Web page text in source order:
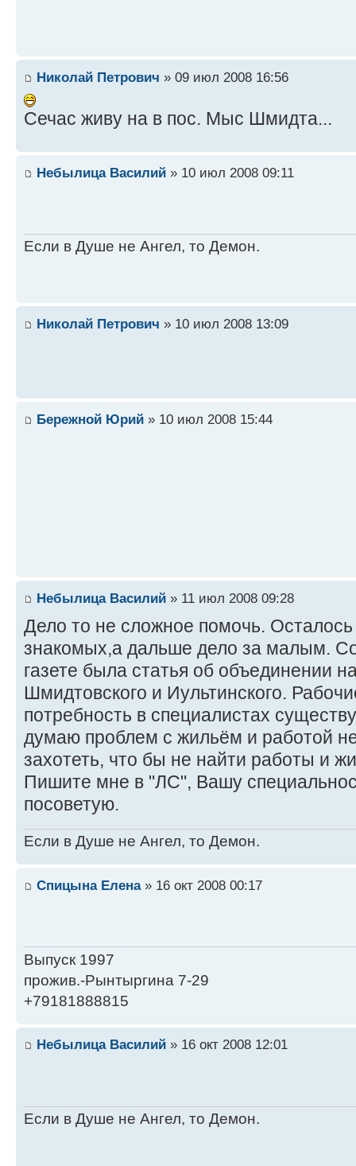
Николай Петрович » 09 июл 2008 16:56
Сечас живу на в пос. Мыс Шмидта...
Небылица Василий » 10 июл 2008 09:11
Если в Душе не Ангел, то Демон.
Николай Петрович » 10 июл 2008 13:09
Бережной Юрий » 10 июл 2008 15:44
Небылица Василий » 11 июл 2008 09:28
Дело то не сложное помочь. Осталось
знакомых,а дальше дело за малым.
газете была статья об объединении
Шмидтовского и Иультинского.
потребность в специалистах
думаю проблем с жильём и работой
захотеть, что бы не найти работы и
Пишите мне в "ЛС", Вашу
посоветую.
Если в Душе не Ангел, то Демон.
Спицына Елена» 16 окт 2008 00:17
Выпуск 1997
прожив.-Рынтыргина 7-29
+79181888815
Небылица Василий » 16 окт 2008 12:01
Если в Душе не Ангел, то Демон.